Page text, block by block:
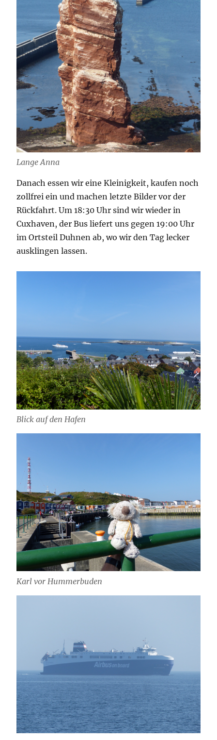
Lange Anna
Danach essen wir eine Kleinigkeit, kaufen noch
zollfrei ein und machen letzte Bilder vor der
Rückfahrt. Um 18:30 Uhr sind wir wieder in
Cuxhaven, der Bus liefert uns gegen 19:00 Uhr
im Ortsteil Duhnen ab, wo wir den Tag lecker
ausklingen lassen.
Blick auf den Hafen
Karl vor Hummerbuden